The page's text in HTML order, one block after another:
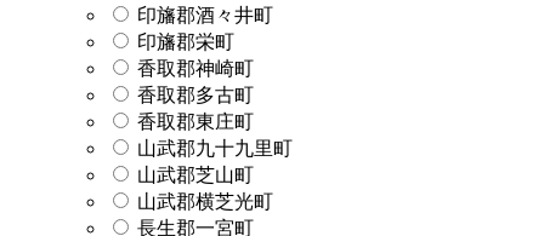
印旛郡酒々井町
印旛郡栄町
香取郡神崎町
香取郡多古町
香取郡東庄町
山武郡九十九里町
山武郡芝山町
山武郡横芝光町
長生郡一宮町